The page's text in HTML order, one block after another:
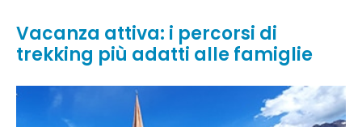
Vacanza attiva: i percorsi di
trekking più adatti alle famiglie